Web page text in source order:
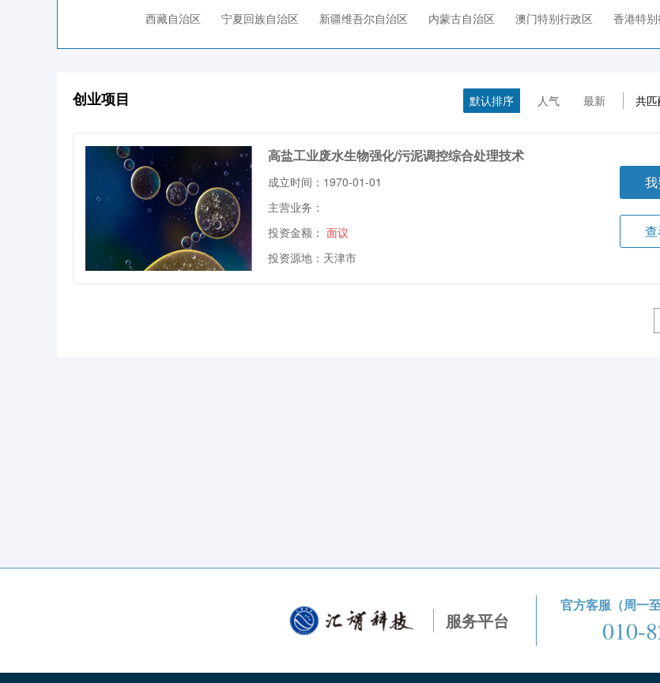
西藏自治区
宁夏回族自治区 新疆维吾尔自治区 内蒙古自治区 澳门特别行政区 香港特
创业项目 默认排序 人气 最新 共
高盐工业废水生物强化/污泥调控综合处理技术
成立时间：1970-01-01
主营业务：
投资金额： 面议
投资源地：天津市
服务平台
官方客服（周一
010-